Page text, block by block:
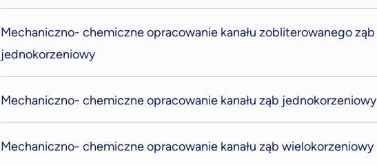
Mechaniczno- chemiczne opracowanie kanału zobliterowanego ząb
jednokorzeniowy
Mechaniczno- chemiczne opracowanie kanału ząb jednokorzeniowy
Mechaniczno- chemiczne opracowanie kanału ząb wielokorzeniowy